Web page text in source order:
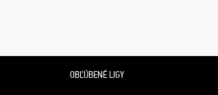
OBĽÚBENÉ LIGY